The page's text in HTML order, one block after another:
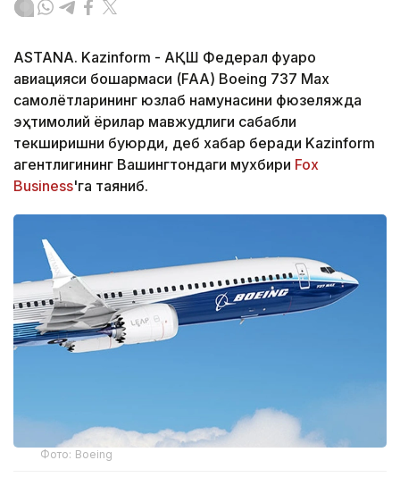
ASTANA. Kazinform - АҚШ Федерал фуқаро
авиацияси бошқармаси (FAA) Boeing 737 Max
самолётларининг юзлаб намунасини фюзеляжда
эҳтимолий ёриқлар мавжудлиги сабабли
текширишни буюрди, деб хабар беради Kazinform
агентлигининг Вашингтондаги мухбири Fox
Business'га таяниб.
Фото: Boeing